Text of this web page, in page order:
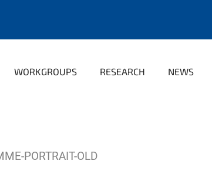
WORKGROUPS RESEARCH NEWS
PORTRAIT-OLD